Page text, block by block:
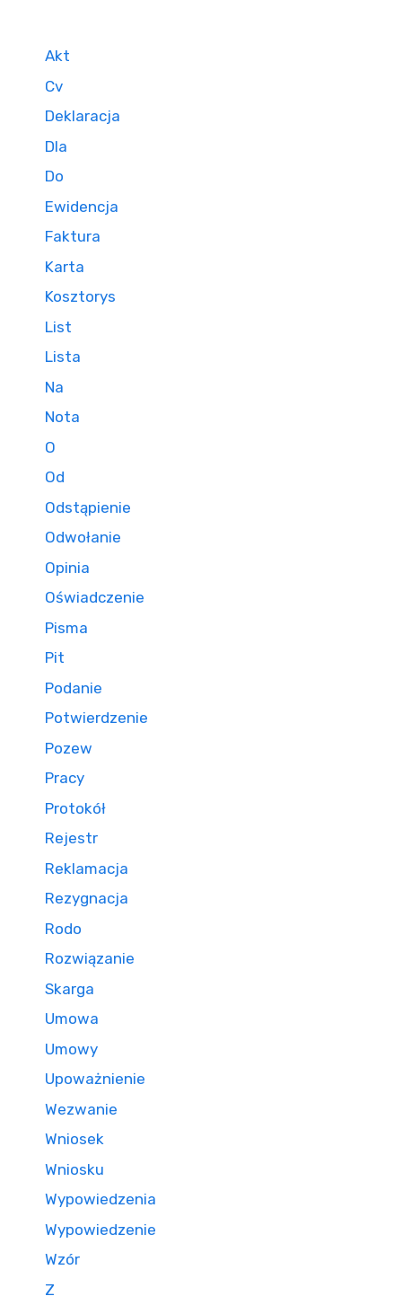
Akt
Cv
Deklaracja
Dla
Do
Ewidencja
Faktura
Karta
Kosztorys
List
Lista
Na
Nota
O
Od
Odstąpienie
Odwołanie
Opinia
Oświadczenie
Pisma
Pit
Podanie
Potwierdzenie
Pozew
Pracy
Protokół
Rejestr
Reklamacja
Rezygnacja
Rodo
Rozwiązanie
Skarga
Umowa
Umowy
Upoważnienie
Wezwanie
Wniosek
Wniosku
Wypowiedzenia
Wypowiedzenie
Wzór
Z